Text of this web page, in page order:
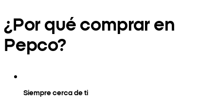
¿Por qué comprar en
Pepco?
Siempre cerca de ti